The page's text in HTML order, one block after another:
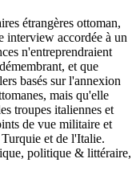
étrangères ottoman,
interview accordée à un
n'entreprendraient
et que
basés sur l'annexion
mais qu'elle
troupes italiennes et
de vue militaire et
et de l'Italie.
politique & littéraire,